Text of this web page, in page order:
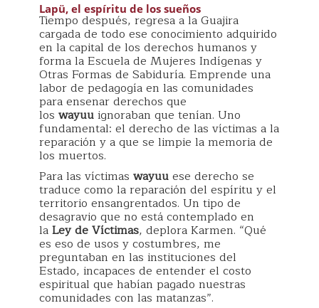
Lapü, el espíritu de los sueños
Tiempo después, regresa a la Guajira
cargada de todo ese conocimiento adquirido
en la capital de los derechos humanos y
forma la Escuela de Mujeres Indígenas y
Otras Formas de Sabiduría. Emprende una
labor de pedagogía en las comunidades
para ensenar derechos que
los wayuuignoraban que tenían. Uno
fundamental: el derecho de las víctimas a la
reparación y a que se limpie la memoria de
los muertos.
Para las víctimas wayuuese derecho se
traduce como la reparación del espíritu y el
territorio ensangrentados. Un tipo de
desagravio que no está contemplado en
laLey de Víctimas, deplora Karmen. “Qué
es eso de usos y costumbres, me
preguntaban en las instituciones del
Estado, incapaces de entender el costo
espiritual que habían pagado nuestras
comunidades con las matanzas”.